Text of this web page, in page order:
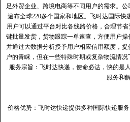
足外贸企业、跨境电商等不同用户的需求。
遍布全球220多个国家和地区。飞时达国际
用户可以通过平台对比各线路价格，合理节
键批量发货，货物跟踪一单速查，方便用户
并通过大数据分析授予用户相应信用额度，
户的青睐，但在一些特殊时期或复杂物流情
服务宗旨：飞时达快递，使命必达，快的是
服务和
价格优势：飞时达快递提供多种国际快递服